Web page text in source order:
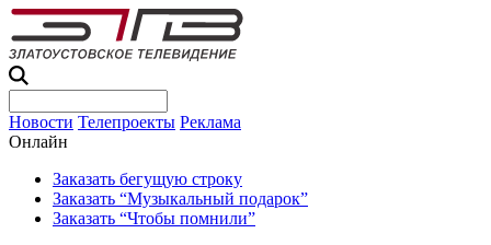
Новости Телепроекты Реклама
Онлайн
Заказать бегущую строку
Заказать “Музыкальный подарок”
Заказать “Чтобы помнили”